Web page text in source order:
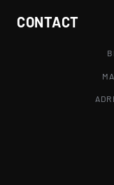
CONTACT